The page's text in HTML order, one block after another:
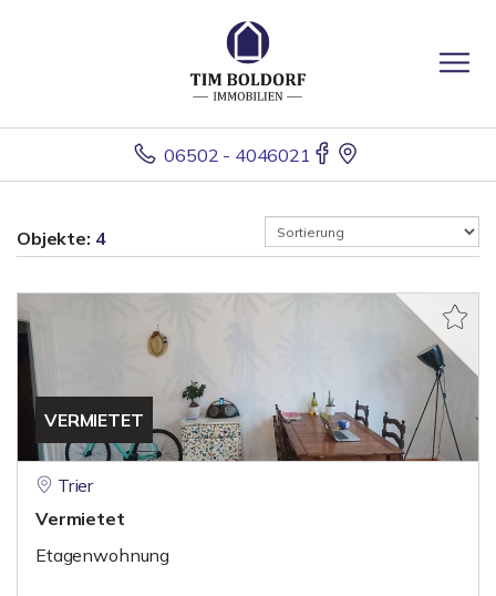
06502 - 4046021
Objekte: 4
VERMIETET
Trier
Vermietet
Etagenwohnung